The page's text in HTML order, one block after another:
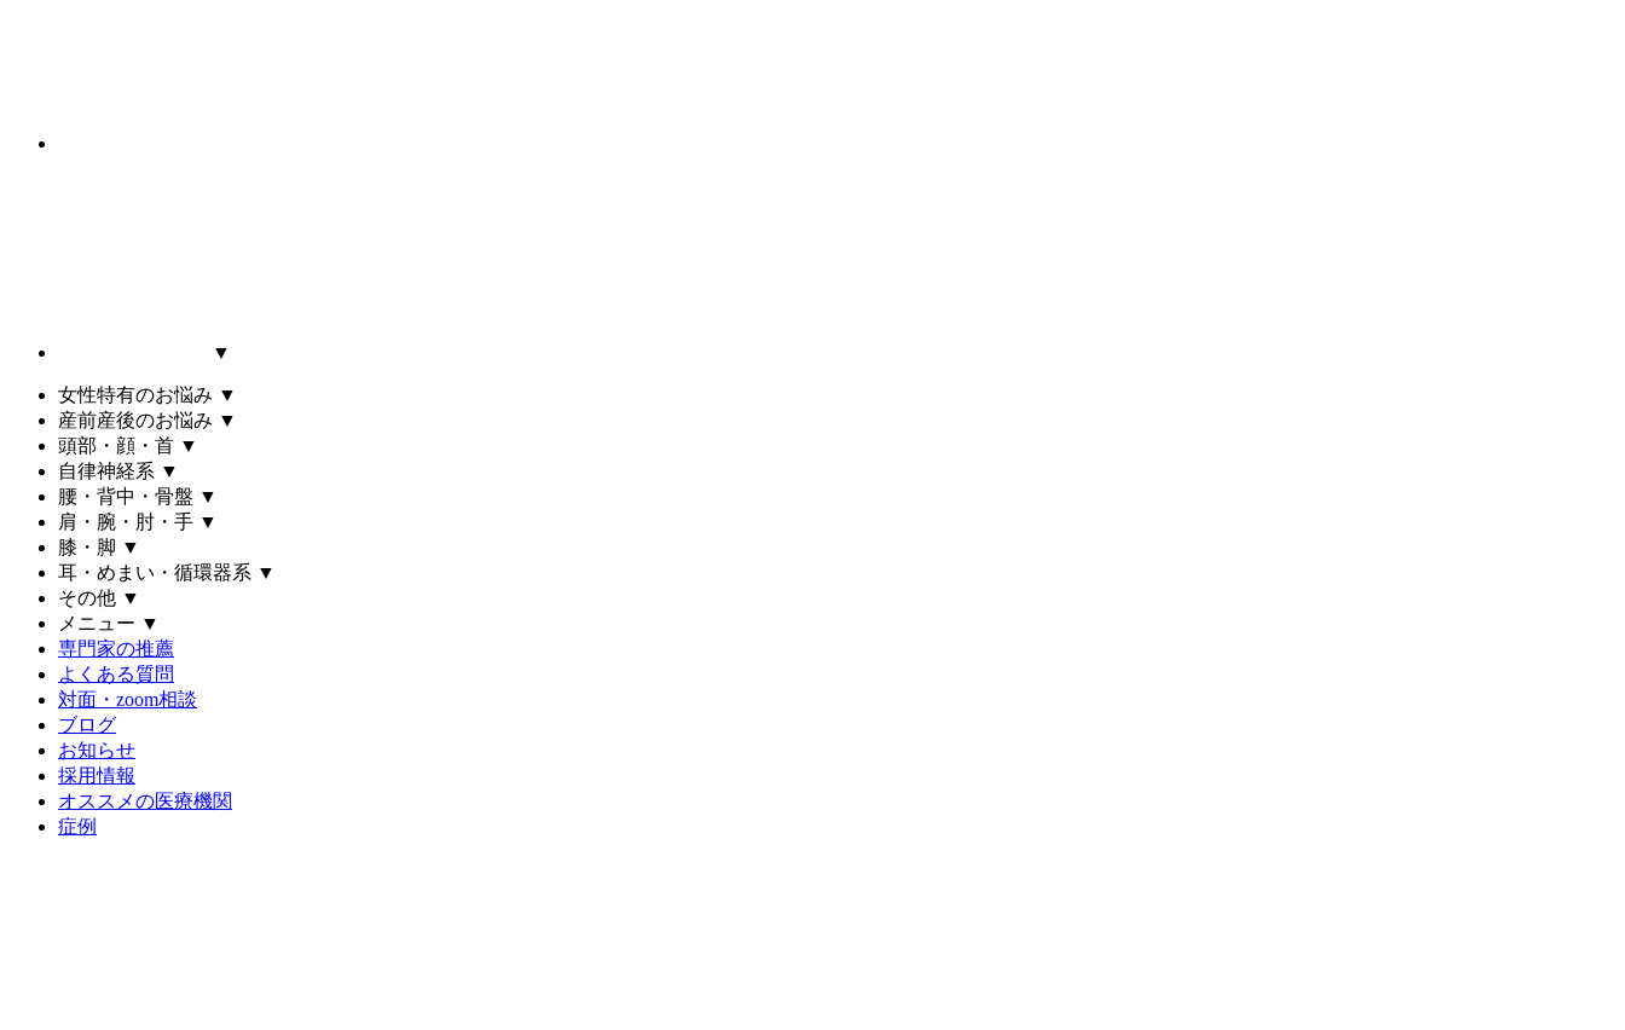
▼
女性特有のお悩み ▼
産前産後のお悩み ▼
頭部・顔・首 ▼
自律神経系 ▼
腰・背中・骨盤 ▼
肩・腕・肘・手 ▼
膝・脚 ▼
耳・めまい・循環器系 ▼
その他 ▼
メニュー ▼
専門家の推薦
よくある質問
対面・zoom相談
ブログ
お知らせ
採用情報
オススメの医療機関
症例